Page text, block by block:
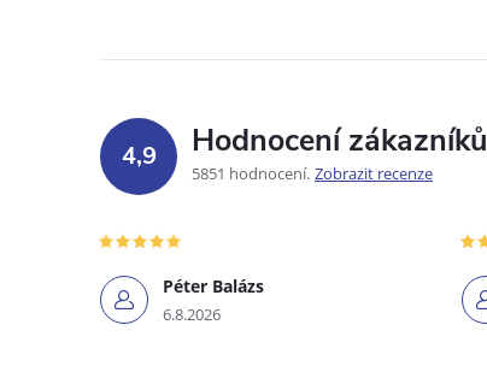
4,9 Hodnocení zákazníků
5851 hodnocení Zobrazit recenze
Péter Balázs
6.8.2026